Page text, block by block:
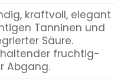
kraftvoll, elegant
Tanninen und
Säure.
fruchtig-
Abgang.